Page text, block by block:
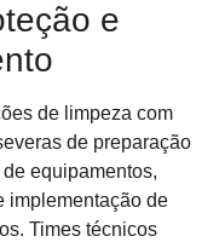
e
de limpeza com
de preparação
equipamentos,
implementação de
Times técnicos